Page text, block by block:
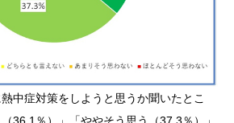
中症対策をしようと思うか聞いたとこ
36.1％）」「ややそう思う（37.3％）」